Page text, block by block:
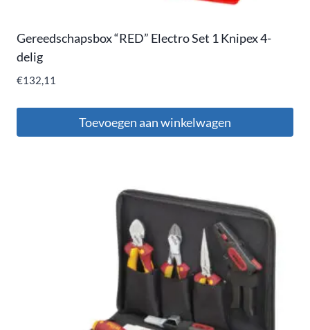
Gereedschapsbox “RED” Electro Set 1 Knipex 4-
delig
€132,11
Toevoegen aan winkelwagen